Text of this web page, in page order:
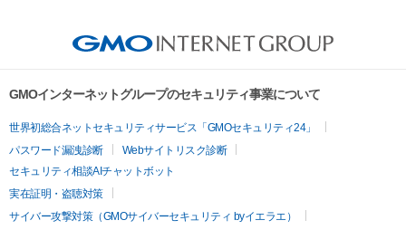
GMOインターネットグループのセキュリティ事業について
世界初総合ネットセキュリティサービス「GMOセキュリティ24」
パスワード漏洩診断
Webサイトリスク診断
セキュリティ相談AIチャットボット
実在証明・盗聴対策
サイバー攻撃対策（GMOサイバーセキュリティ byイエラエ）